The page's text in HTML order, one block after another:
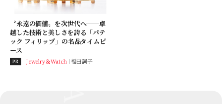
〝永遠の価値〟を次世代へ──卓
越した技術と美しさを誇る「パテ
ック フィリップ」の名品タイムピ
ース
PR Jewelry＆Watch 福田詞子